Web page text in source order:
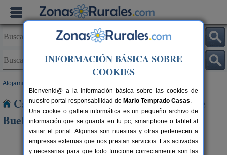
Alojamientos
Casas Rurales cerca de Los Corrales de
Buelna
INFORMACIÓN BÁSICA SOBRE
COOKIES
Bienvenid@ a la información básica sobre las cookies de
nuestro portal responsabilidad de Mario Temprado Casas.
Una cookie o galleta informática es un pequeño archivo de
información que se guarda en tu pc, smartphone o tablet al
visitar el portal. Algunas son nuestras y otras pertenecen a
empresas externas que nos prestan servicios. Las activadas
y necesarias para que todo funcione correctamente son las